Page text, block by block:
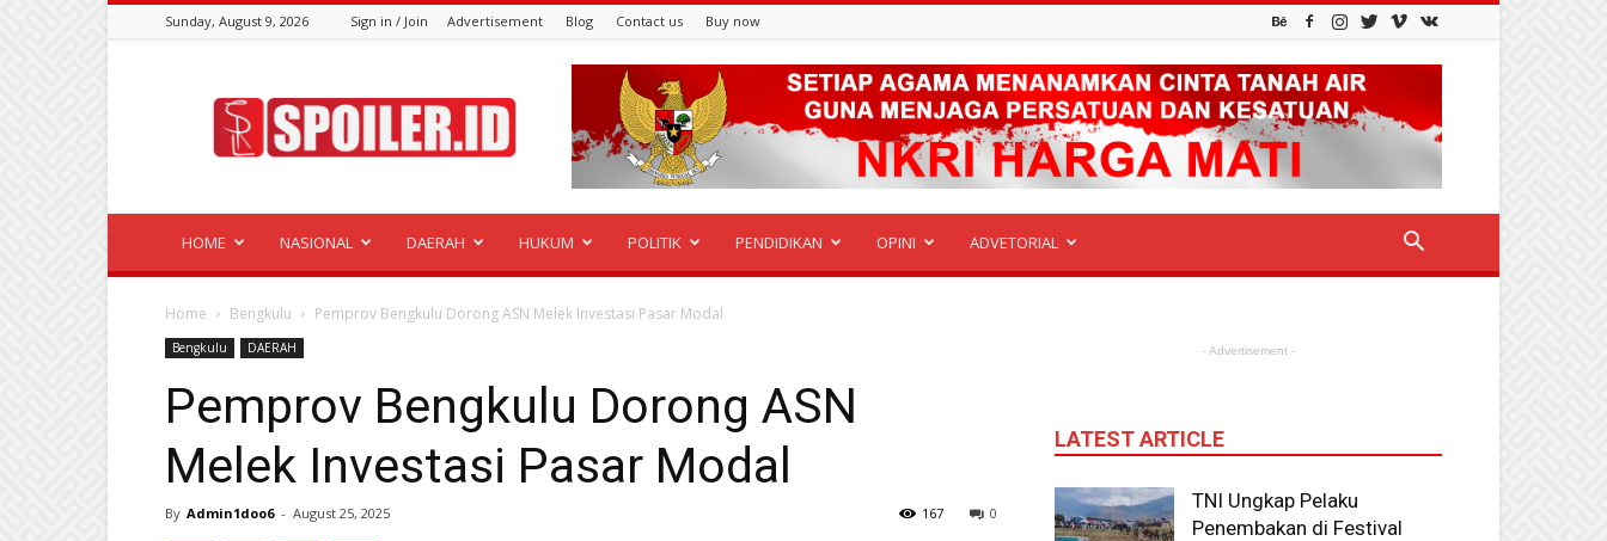
Sunday, August 9, 2026 Sign in / Join Advertisement Blog Contact us Buy now
HOME NASIONAL DAERAH HUKUM POLITIK PENDIDIKAN OPINI ADVETORIAL
Home Bengkulu Pemprov Bengkulu Dorong ASN Melek Investasi Pasar Modal
Bengkulu DAERAH
Pemprov Bengkulu Dorong ASN
Melek Investasi Pasar Modal
By Admin1doo6 - August 25, 2025 0
167
- Advertisement -
LATEST ARTICLE
TNI Ungkap Pelaku
Penembakan di Festival